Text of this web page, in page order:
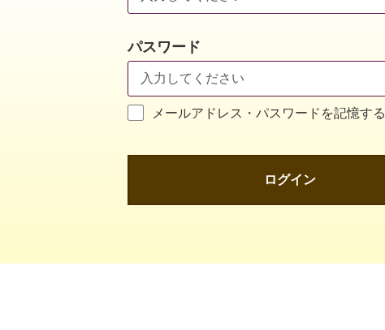
パスワード
メールアドレス・パスワードを記憶する
ログイン